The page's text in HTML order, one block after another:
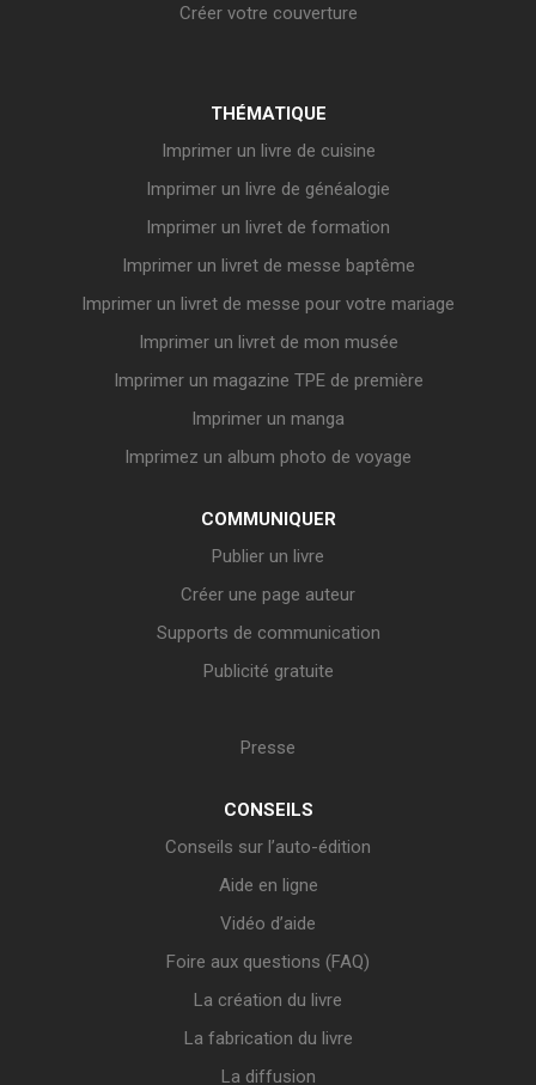
Créer votre couverture
THÉMATIQUE
Imprimer un livre de cuisine
Imprimer un livre de généalogie
Imprimer un livret de formation
Imprimer un livret de messe baptême
Imprimer un livret de messe pour votre mariage
Imprimer un livret de mon musée
Imprimer un magazine TPE de première
Imprimer un manga
Imprimez un album photo de voyage
COMMUNIQUER
Publier un livre
Créer une page auteur
Supports de communication
Publicité gratuite
Presse
CONSEILS
Conseils sur l’auto-édition
Aide en ligne
Vidéo d’aide
Foire aux questions (FAQ)
La création du livre
La fabrication du livre
La diffusion